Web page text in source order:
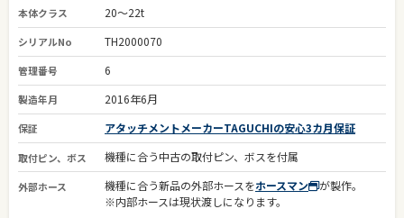
本体クラス 20～22t
シリアルNo TH2000070
管理番号 6
製造年月 2016年6月
保証 アタッチメントメーカーTAGUCHIの安心3カ月保証
取付ピン、ボス 機種に合う中古の取付ピン、ボスを付属
外部ホース 機種に合う新品の外部ホースをホースマン
が製作。
※内部ホースは現状渡しになります。